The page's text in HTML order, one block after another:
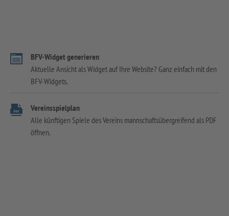
BFV-Widget generieren
Aktuelle Ansicht als Widget auf Ihre Website? Ganz einfach mit den
BFV-Widgets.
Vereinsspielplan
Alle künftigen Spiele des Vereins mannschaftsübergreifend als PDF
öffnen.